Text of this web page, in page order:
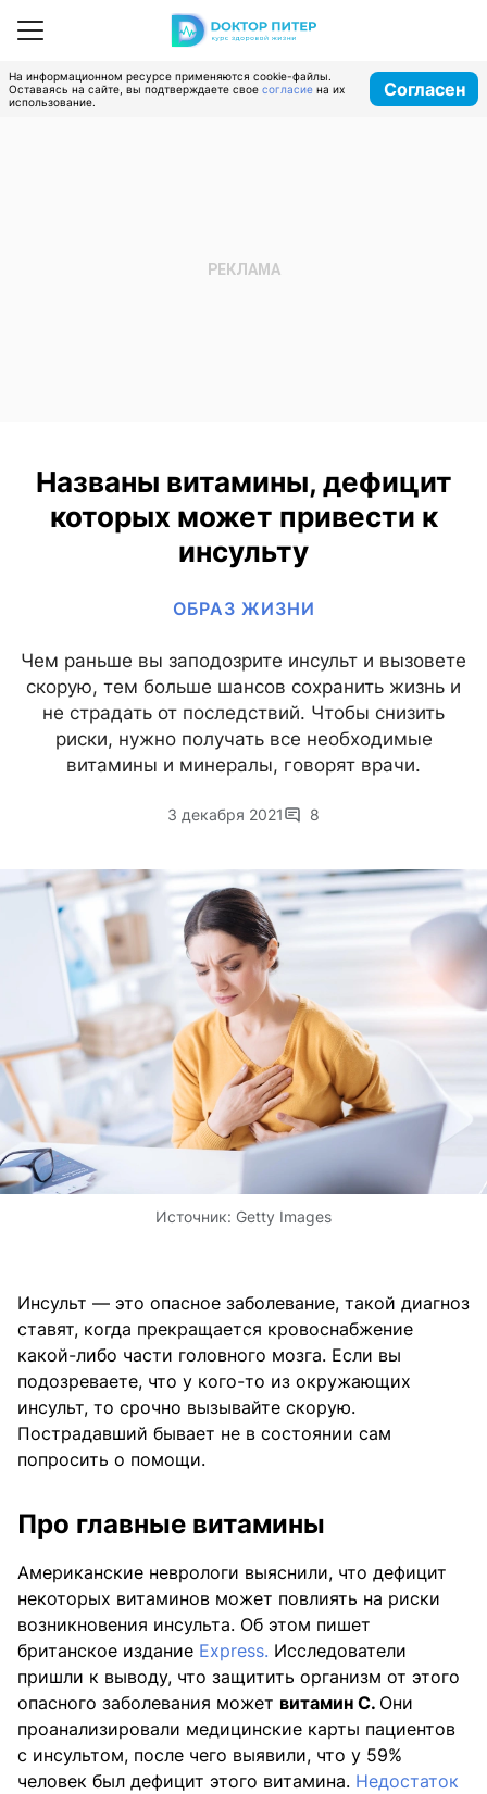
На информационном ресурсе применяются cookie-файлы.
Оставаясь на сайте, вы подтверждаете свое согласие на их
использование.
Согласен
Названы витамины, дефицит
которых может привести к
инсульту
ОБРАЗ ЖИЗНИ
Чем раньше вы заподозрите инсульт и вызовете
скорую, тем больше шансов сохранить жизнь и
не страдать от последствий. Чтобы снизить
риски, нужно получать все необходимые
витамины и минералы, говорят врачи.
3 декабря 2021 8
Источник: Getty Images
Инсульт — это опасное заболевание, такой диагноз
ставят, когда прекращается кровоснабжение
какой-либо части головного мозга. Если вы
подозреваете, что у кого-то из окружающих
инсульт, то срочно вызывайте скорую.
Пострадавший бывает не в состоянии сам
попросить о помощи.
Про главные витамины
Американские неврологи выяснили, что дефицит
некоторых витаминов может повлиять на риски
возникновения инсульта. Об этом пишет
британское издание Express. Исследователи
пришли к выводу, что защитить организм от этого
опасного заболевания может витамин С. Они
проанализировали медицинские карты пациентов
с инсультом, после чего выявили, что у 59%
человек был дефицит этого витамина. Недостаток